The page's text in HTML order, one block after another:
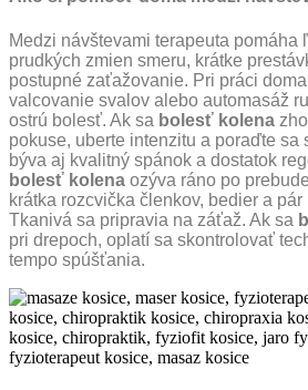
Medzi návštevami terapeuta pomáha
prudkých zmien smeru, krátke
postupné zaťažovanie. Pri práci
valcovanie svalov alebo automasáž
ostrú bolesť. Ak sa bolesť kolena
pokuse, uberte intenzitu a poraďte sa
býva aj kvalitný spánok a dostatok
bolesť kolena ozýva ráno po
krátka rozcvička členkov, bedier a
Tkanivá sa pripravia na záťaž. Ak sa
pri drepoch, oplatí sa skontrolovať
tempo spúšťania.